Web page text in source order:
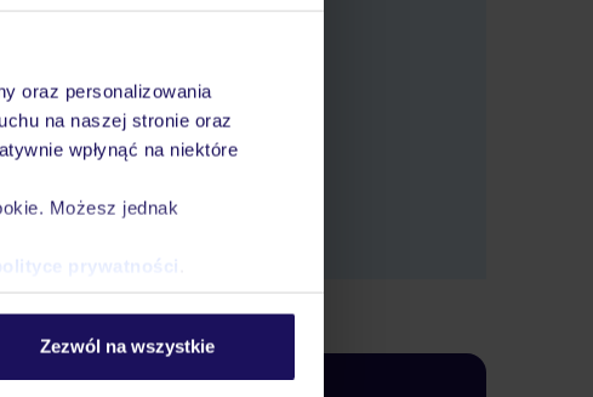
oraz personalizowania
na naszej stronie oraz
wpłynąć na niektóre
Możesz jednak
prywatności
Zezwól na wszystkie
oferty.